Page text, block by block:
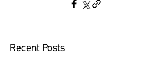
Recent Posts